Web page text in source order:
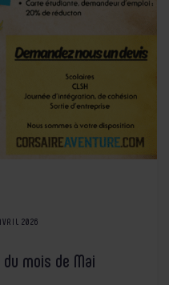
2026
mois de Mai